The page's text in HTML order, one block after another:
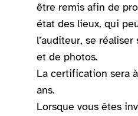
être remis afin de
état des lieux, qui
l’auditeur, se
et de photos.
La certification sera
ans.
Lorsque vous êtes